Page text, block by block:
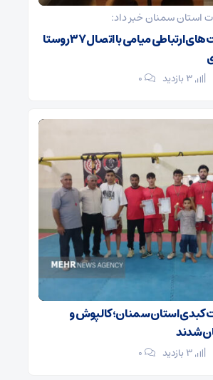
استان سمنان خبر داد:
توسعه زیرساخت‌های ارتباطی میامی با اتصال ۳۷ روستا
۰
کبدی استان سمنان؛ کالپوش و
شدند
۰